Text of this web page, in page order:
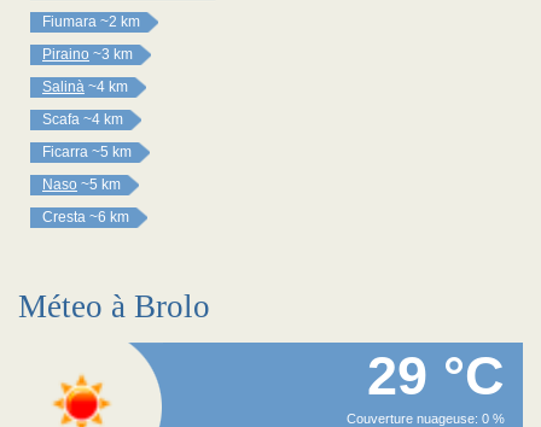
Fiumara ~2 km
Piraino ~3 km
Salinà ~4 km
Scafa ~4 km
Ficarra ~5 km
Naso ~5 km
Cresta ~6 km
Méteo à Brolo
29 °C
Couverture nuageuse: 0 %